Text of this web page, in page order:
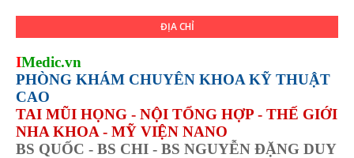
ĐỊA CHỈ
IMedic.vn
PHÒNG KHÁM CHUYÊN KHOA KỸ THUẬT
CAO
TAI MŨI HỌNG - NỘI TỔNG HỢP - THẾ GIỚI
NHA KHOA - MỸ VIỆN NANO
BS QUỐC - BS CHI - BS NGUYỄN ĐẶNG DUY